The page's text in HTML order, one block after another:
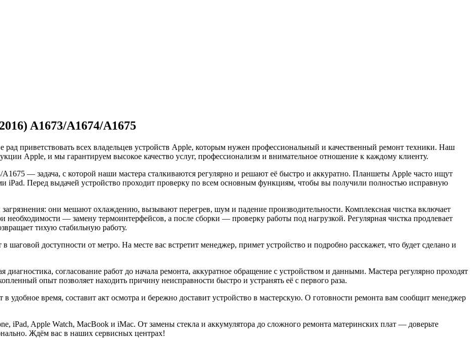
A1673/A1674/A1675
приветствовать всех владельцев устройств Apple, которым нужен профессиональный и качественный ремонт техники. Наш
Apple, и мы гарантируем высокое качество услуг, профессионализм и внимательное отношение к каждому клиенту.
— задача, с которой наши мастера сталкиваются регулярно и решают её быстро и аккуратно. Планшеты Apple часто ищут
iPad. Перед выдачей устройство проходит проверку по всем основным функциям, чтобы вы получили полностью исправную
они мешают охлаждению, вызывают перегрев, шум и падение производительности. Комплексная чистка включает
необходимости — замену термоинтерфейсов, а после сборки — проверку работы под нагрузкой. Регулярная чистка продлевает
тихую стабильную работу.
доступности от метро. На месте вас встретит менеджер, примет устройство и подробно расскажет, что будет сделано и
диагностика, согласование работ до начала ремонта, аккуратное обращение с устройством и данными. Мастера регулярно проходят
опыт позволяет находить причину неисправности быстро и устранять её с первого раза.
удобное время, составит акт осмотра и бережно доставит устройство в мастерскую. О готовности ремонта вам сообщит менеджер
iPad, Apple Watch, MacBook и iMac. От замены стекла и аккумулятора до сложного ремонта материнских плат — доверьте
Ждём вас в наших сервисных центрах!